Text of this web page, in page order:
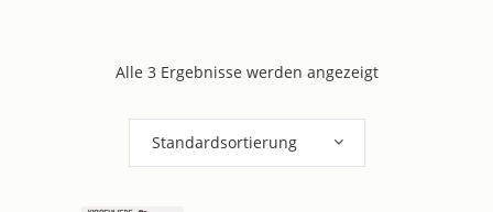
Alle 3 Ergebnisse werden angezeigt
Standardsortierung